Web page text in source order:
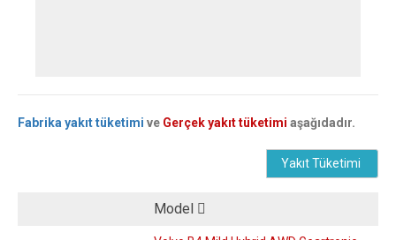
Fabrika yakıt tüketimi ve Gerçek yakıt tüketimi aşağıdadır.
Yakıt Tüketimi
Model